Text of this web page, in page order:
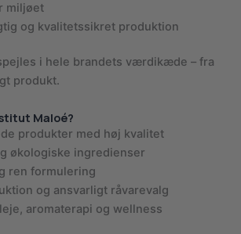
miljøet
og kvalitetssikret produktion
i hele brandets værdikæde – fra
produkt.
Maloé?
produkter med høj kvalitet
økologiske ingredienser
ren formulering
og ansvarligt råvarevalg
aromaterapi og wellness